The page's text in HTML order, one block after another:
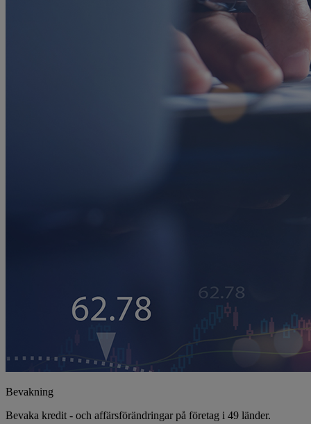
Bevakning
Bevaka kredit - och affärsförändringar på företag i 49 länder.